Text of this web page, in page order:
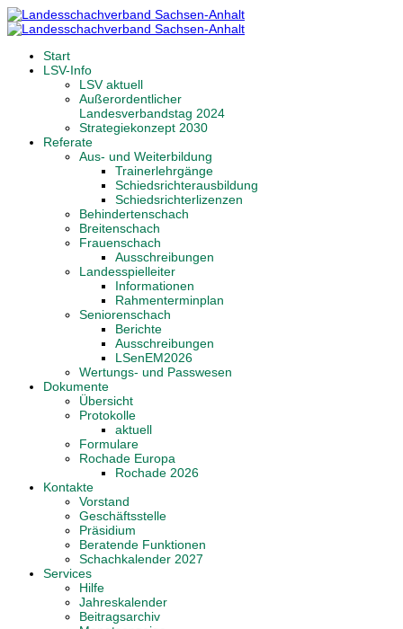
Start
LSV-Info
LSV aktuell
Außerordentlicher
Landesverbandstag 2024
Strategiekonzept 2030
Referate
Aus- und Weiterbildung
Trainerlehrgänge
Schiedsrichterausbildung
Schiedsrichterlizenzen
Behindertenschach
Breitenschach
Frauenschach
Ausschreibungen
Landesspielleiter
Informationen
Rahmenterminplan
Seniorenschach
Berichte
Ausschreibungen
LSenEM2026
Wertungs- und Passwesen
Dokumente
Übersicht
Protokolle
aktuell
Formulare
Rochade Europa
Rochade 2026
Kontakte
Vorstand
Geschäftsstelle
Präsidium
Beratende Funktionen
Schachkalender 2027
Services
Hilfe
Jahreskalender
Beitragsarchiv